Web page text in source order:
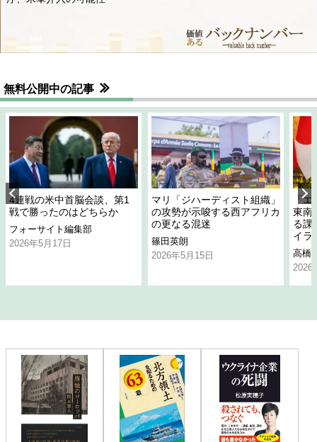
無料公開中の記事
4連戦の米中首脳会談、第1
戦で勝ったのはどちらか
フォーサイト編集部
2026年5月17日
マリ「ジハーディスト組織」
の攻勢が示唆する西アフリカ
の更なる混迷
篠田英朗
2026年5月15日
「
東南
る課
イラ
高橋
2026